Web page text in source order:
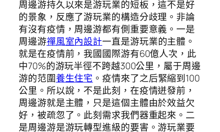
周邊游持久以來是游玩業的短板，這不是好
的景象，反應了游玩業的構造分歧理。非論
有沒有疫情，周邊游都有側重要意義。一是
周邊游禪風室內設計一直是游玩業的主體。
就是在疫情前，我國國際游有60億人次，此
中70%的游玩半徑不跨越300公里，屬于周邊
游的范圍養生住宅 。疫情來了之后緊縮到100
公里。所以說，不是此刻，在疫情迸發前，
周邊游就是主體，只是這個主體由於效益欠
好，被疏忽了。此刻需求我們器重起來。二
是周邊游是游玩轉型進級的要害。游玩業要